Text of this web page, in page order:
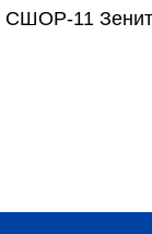
СШОР-11